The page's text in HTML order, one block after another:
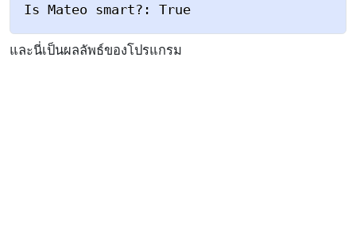
Is Mateo smart?: True
และนี่เป็นผลลัพธ์ของโปรแกรม